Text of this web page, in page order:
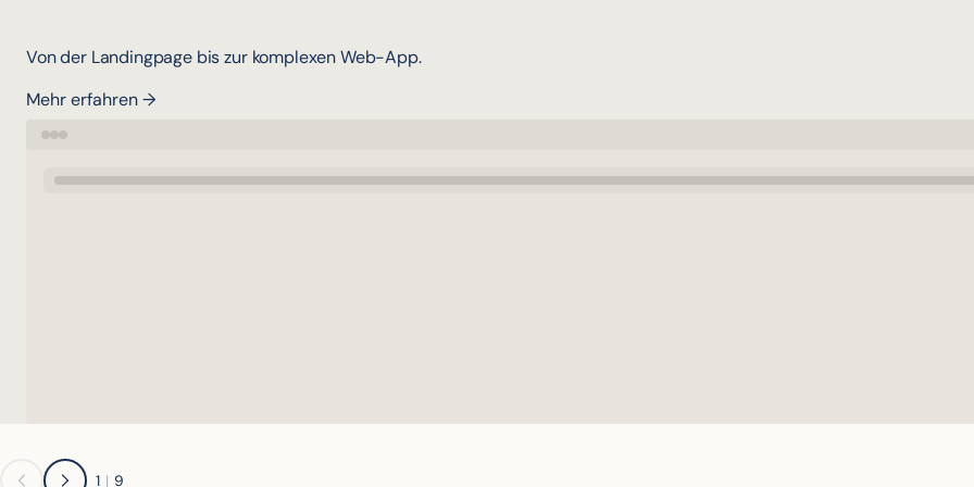
Von der Landingpage bis zur komplexen Web-App.
Mehr erfahren →
1 | 9